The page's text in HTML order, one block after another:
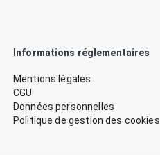
Informations réglementaires
Mentions légales
CGU
Données personnelles
Politique de gestion des cookies